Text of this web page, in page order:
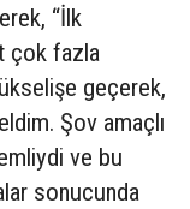
“İlk
çok fazla
geçerek,
Şov amaçlı
ve bu
sonucunda